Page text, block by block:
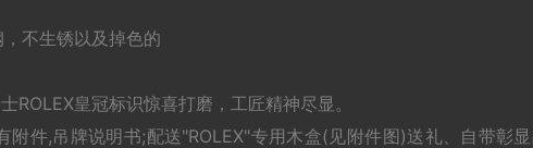
不生锈以及掉色的
ROLEX皇冠标识惊喜打磨，工匠精神尽显。
附件,吊牌说明书;配送"ROLEX"专用木盒(见附件图)送礼、自带彰